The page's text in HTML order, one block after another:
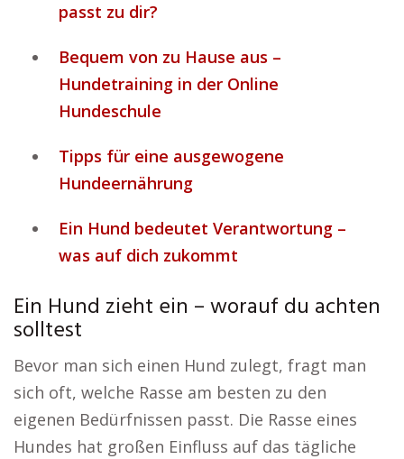
passt zu dir?
Bequem von zu Hause aus –
Hundetraining in der Online
Hundeschule
Tipps für eine ausgewogene
Hundeernährung
Ein Hund bedeutet Verantwortung –
was auf dich zukommt
Ein Hund zieht ein – worauf du achten
solltest
Bevor man sich einen Hund zulegt, fragt man
sich oft, welche Rasse am besten zu den
eigenen Bedürfnissen passt. Die Rasse eines
Hundes hat großen Einfluss auf das tägliche